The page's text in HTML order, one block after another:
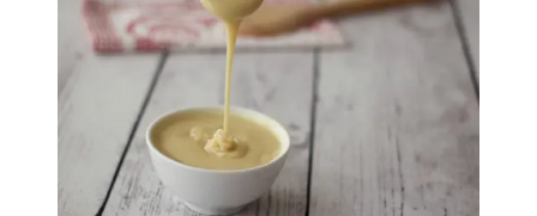
Viskositas adalah (Sumber Foto: Loving It Vegan)